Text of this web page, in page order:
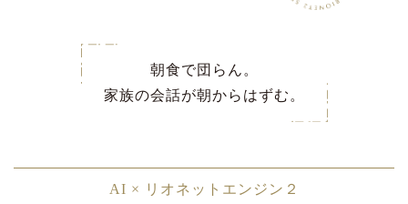
朝食で団らん。
家族の会話が朝からはずむ。
AI × リオネットエンジン２